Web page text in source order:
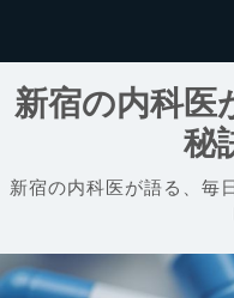
新宿の内科医
秘
新宿の内科医が語る、毎